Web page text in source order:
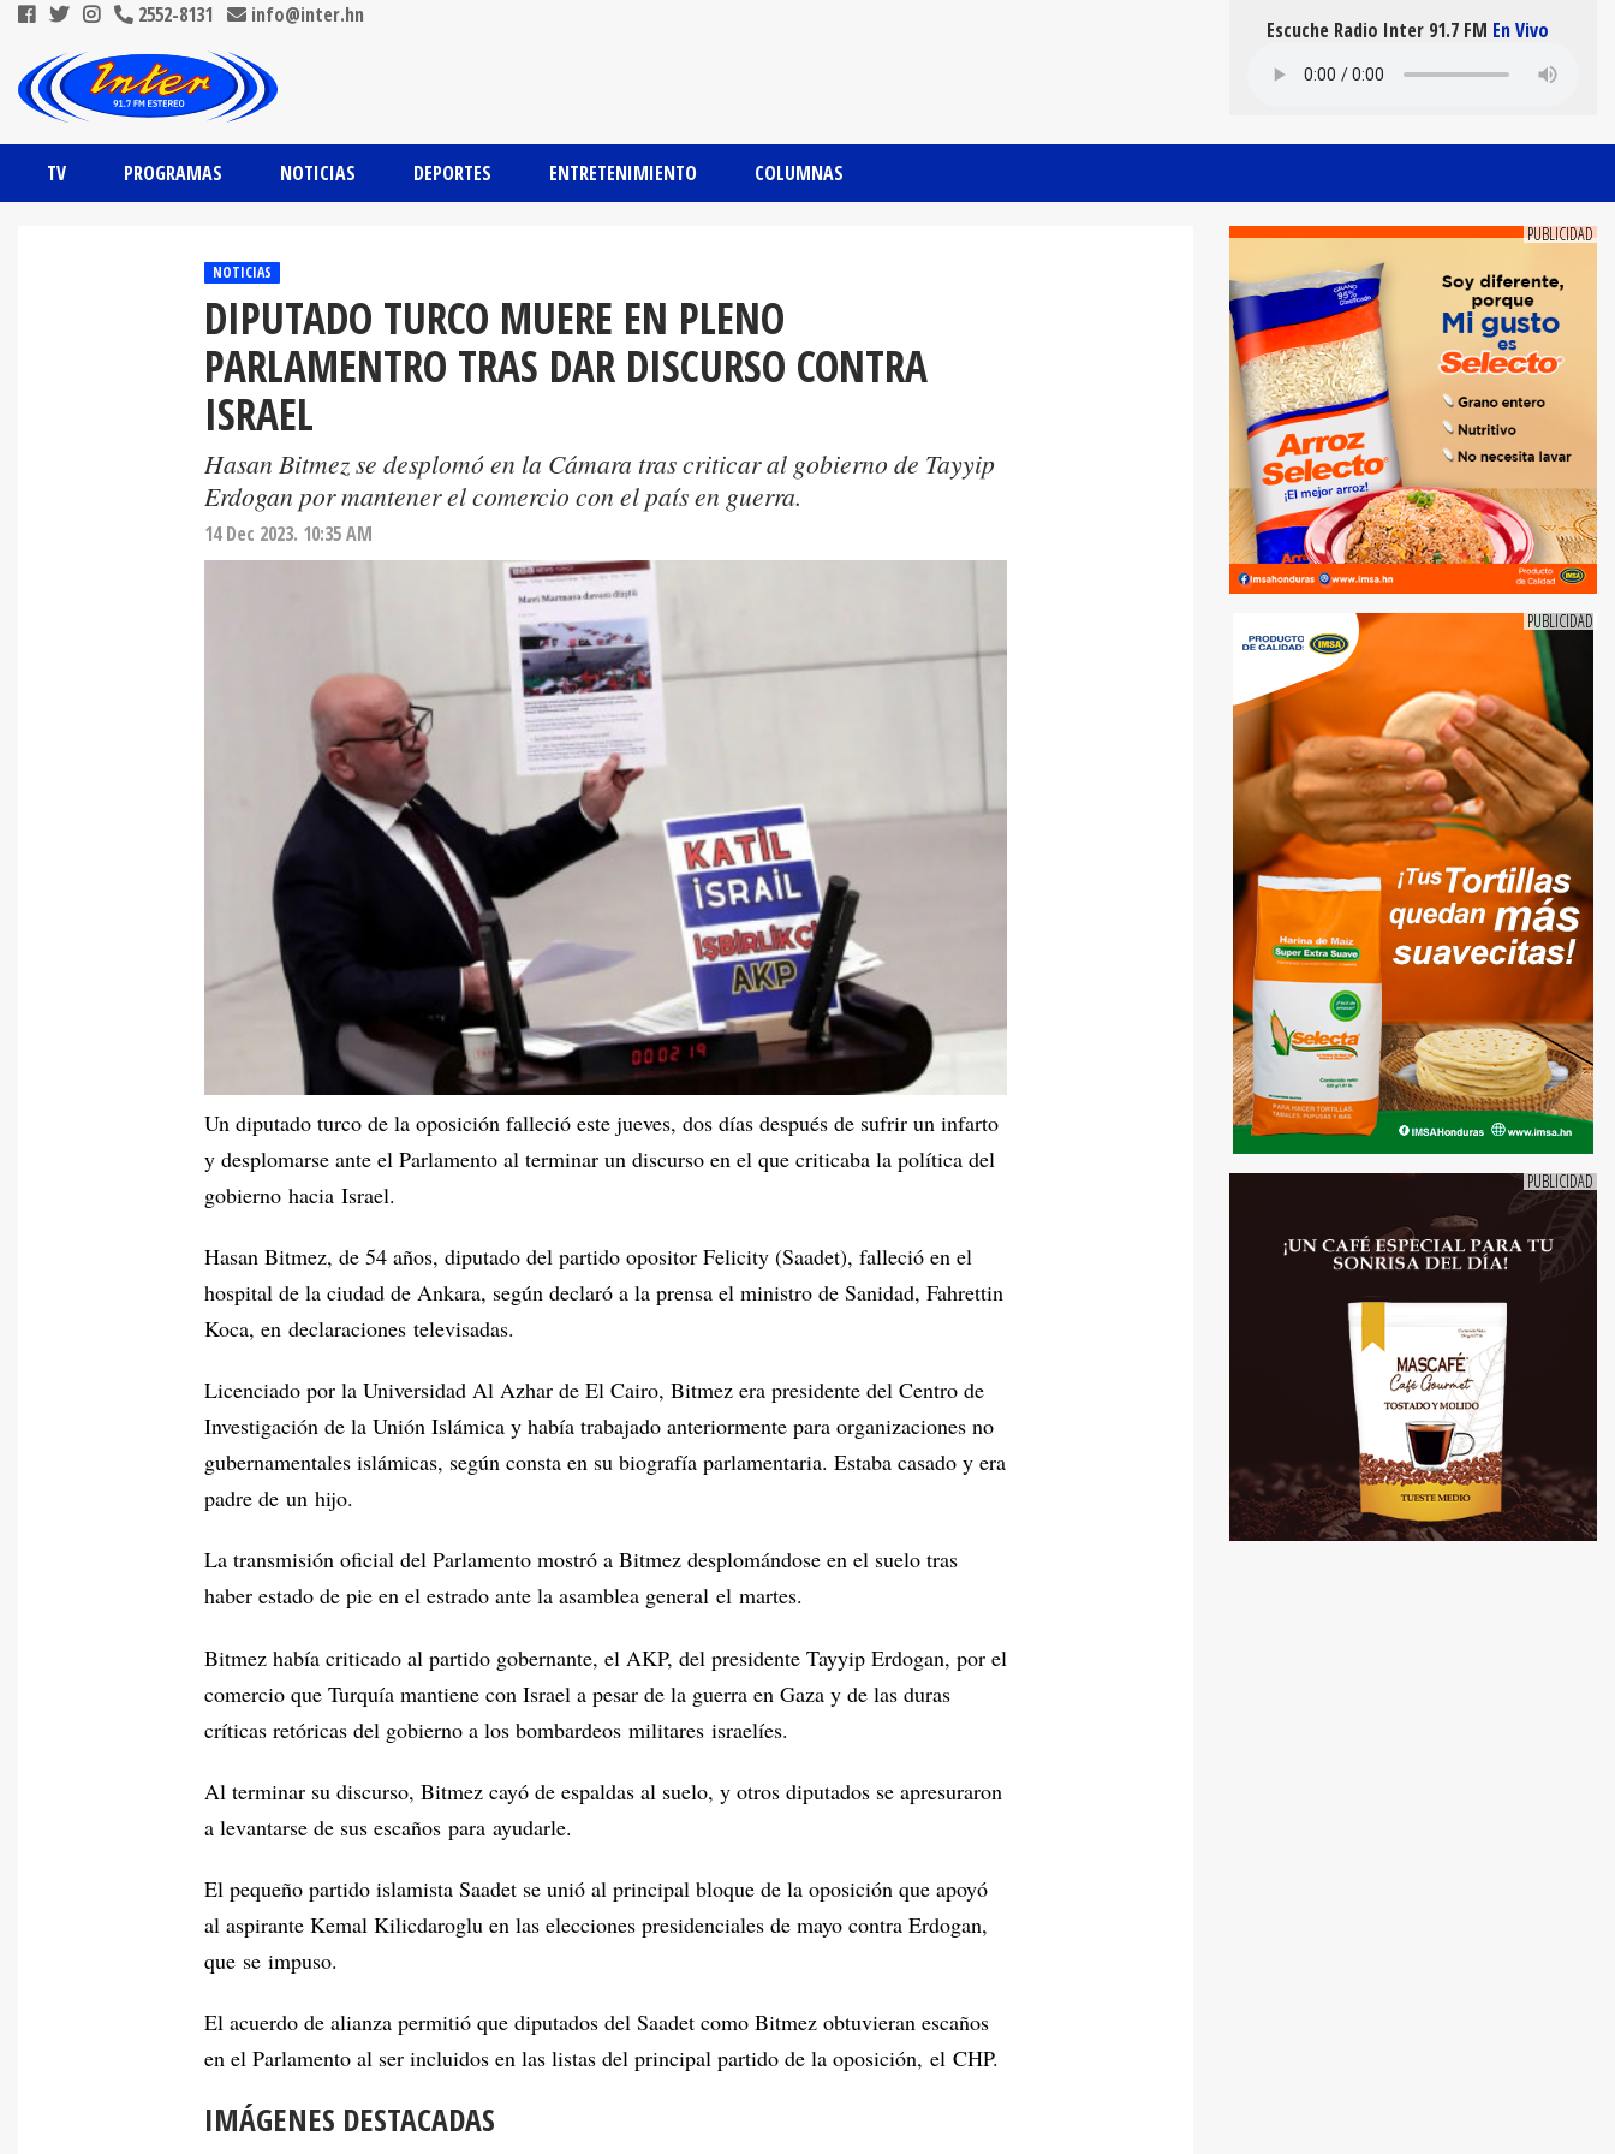
2552-8131 info@inter.hn
TV PROGRAMAS NOTICIAS DEPORTES ENTRETENIMIENTO COLUMNAS
Escuche Radio Inter 91.7 FM En Vivo
NOTICIAS
DIPUTADO TURCO MUERE EN PLENO
PARLAMENTRO TRAS DAR DISCURSO CONTRA
ISRAEL
Hasan Bitmez se desplomó en la Cámara tras criticar al gobierno de Tayyip
Erdogan por mantener el comercio con el país en guerra.
14 Dec 2023. 10:35 AM
Un diputado turco de la oposición falleció este jueves, dos días después de sufrir un infarto
y desplomarse ante el Parlamento al terminar un discurso en el que criticaba la política del
gobierno hacia Israel.
Hasan Bitmez, de 54 años, diputado del partido opositor Felicity (Saadet), falleció en el
hospital de la ciudad de Ankara, según declaró a la prensa el ministro de Sanidad, Fahrettin
Koca, en declaraciones televisadas.
Licenciado por la Universidad Al Azhar de El Cairo, Bitmez era presidente del Centro de
Investigación de la Unión Islámica y había trabajado anteriormente para organizaciones no
gubernamentales islámicas, según consta en su biografía parlamentaria. Estaba casado y era
padre de un hijo.
La transmisión oficial del Parlamento mostró a Bitmez desplomándose en el suelo tras
haber estado de pie en el estrado ante la asamblea general el martes.
Bitmez había criticado al partido gobernante, el AKP, del presidente Tayyip Erdogan, por el
comercio que Turquía mantiene con Israel a pesar de la guerra en Gaza y de las duras
críticas retóricas del gobierno a los bombardeos militares israelíes.
Al terminar su discurso, Bitmez cayó de espaldas al suelo, y otros diputados se apresuraron
a levantarse de sus escaños para ayudarle.
El pequeño partido islamista Saadet se unió al principal bloque de la oposición que apoyó
al aspirante Kemal Kilicdaroglu en las elecciones presidenciales de mayo contra Erdogan,
que se impuso.
El acuerdo de alianza permitió que diputados del Saadet como Bitmez obtuvieran escaños
en el Parlamento al ser incluidos en las listas del principal partido de la oposición, el CHP.
IMÁGENES DESTACADAS